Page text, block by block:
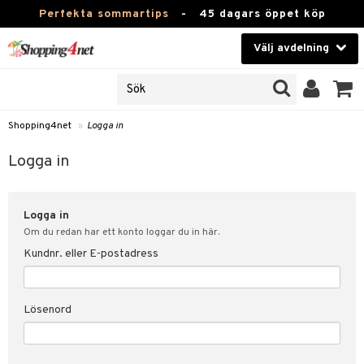
Perfekta sommartips - 45 dagars öppet köp
Välj avdelning
Kontaktlinser
Hälsokost
Fitness
Hem & Inredning
Leksaker, Barn & Baby
Varumärken
Shopping4net » Logga in
Logga in
Logga in
Om du redan har ett konto loggar du in här.
Kundnr. eller E-postadress
Lösenord
svar